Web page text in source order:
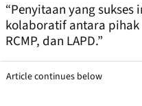
“Penyitaan yang
kolaboratif antara pihak
RCMP, dan LAPD.”
Article continues below